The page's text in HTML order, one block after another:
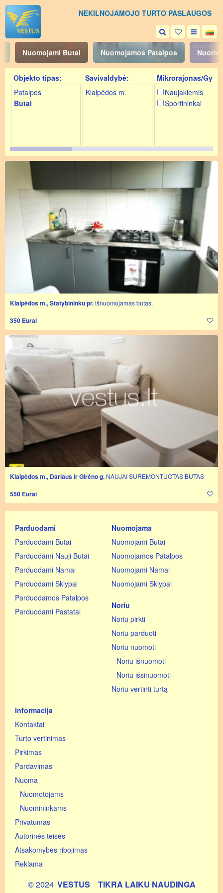
NEKILNOJAMOJO TURTO PASLAUGOS
Nuomojami Butai Nuomojamos Patalpos
Objekto tipas:
Patalpos
Butai
Savivaldybė:
Klaipėdos m.
Mikrorajonas/Gyv.:
Naujakiemis
Sportininkai
Klaipėdos m., Statybininku pr.išnuomojamas butas.
350 Eurai
Klaipėdos m., Dariaus ir Girėno g. NAUJAI SUREMONTUOTAS BUTAS
550 Eurai
Parduodami
Parduodami Butai
Parduodami Nauji Butai
Parduodami Namai
Parduodami Sklypai
Parduodamos Patalpos
Parduodami Pastatai
Nuomojama
Nuomojami Butai
Nuomojamos Patalpos
Nuomojami Namai
Nuomojami Sklypai
Noriu
Noriu pirkti
Noriu parduoti
Noriu nuomoti
Noriu išnuomoti
Noriu išsinuomoti
Noriu vertinti turtą
Informacija
Kontaktai
Turto vertinimas
Pirkimas
Pardavimas
Nuoma
Nuomotojams
Nuomininkams
Privatumas
Autorinės teisės
Atsakomybės ribojimas
Reklama
© 2024 VESTUS TIKRA LAIKU NAUDINGA